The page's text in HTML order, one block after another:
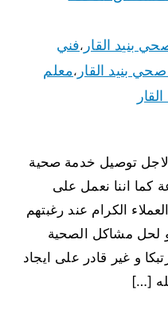
بنيد القار ،فني
بنيد القار ،معلم
لاجل توصيل خدمة صحية
كما اننا نعمل على
الكرام عند رغبتهم
مشاكل الصحية
و غير قادر على ايجاد
[…]